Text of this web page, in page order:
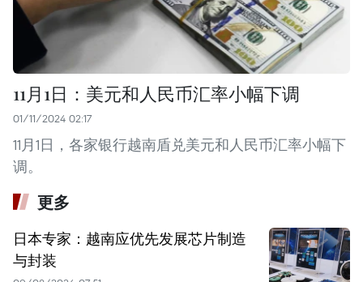
11月1日：美元和人民币汇率小幅下调
01/11/2024 02:17
11月1日，各家银行越南盾兑美元和人民币汇率小幅下
调。
更多
日本专家：越南应优先发展芯片制造
与封装